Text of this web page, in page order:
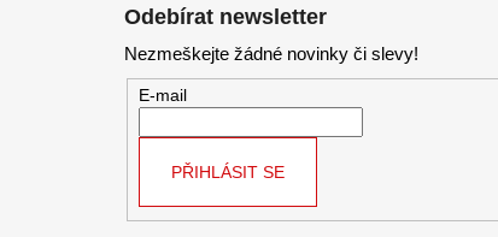
Odebírat newsletter
Nezmeškejte žádné novinky či slevy!
E-mail
PŘIHLÁSIT SE